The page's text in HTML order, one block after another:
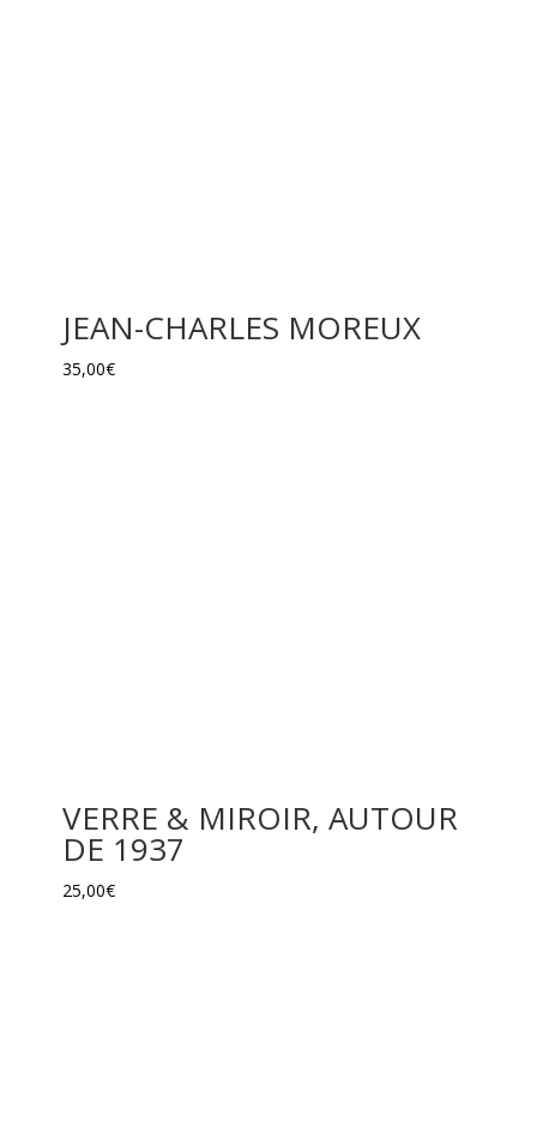
JEAN-CHARLES MOREUX
35,00€
VERRE & MIROIR, AUTOUR
DE 1937
25,00€